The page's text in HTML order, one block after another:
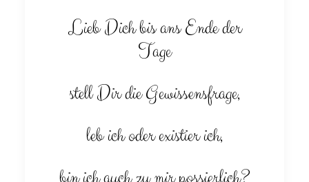
Lieb Dich bis ans Ende der
Tage
stell Dir die Gewissensfrage,
leb ich oder existier ich,